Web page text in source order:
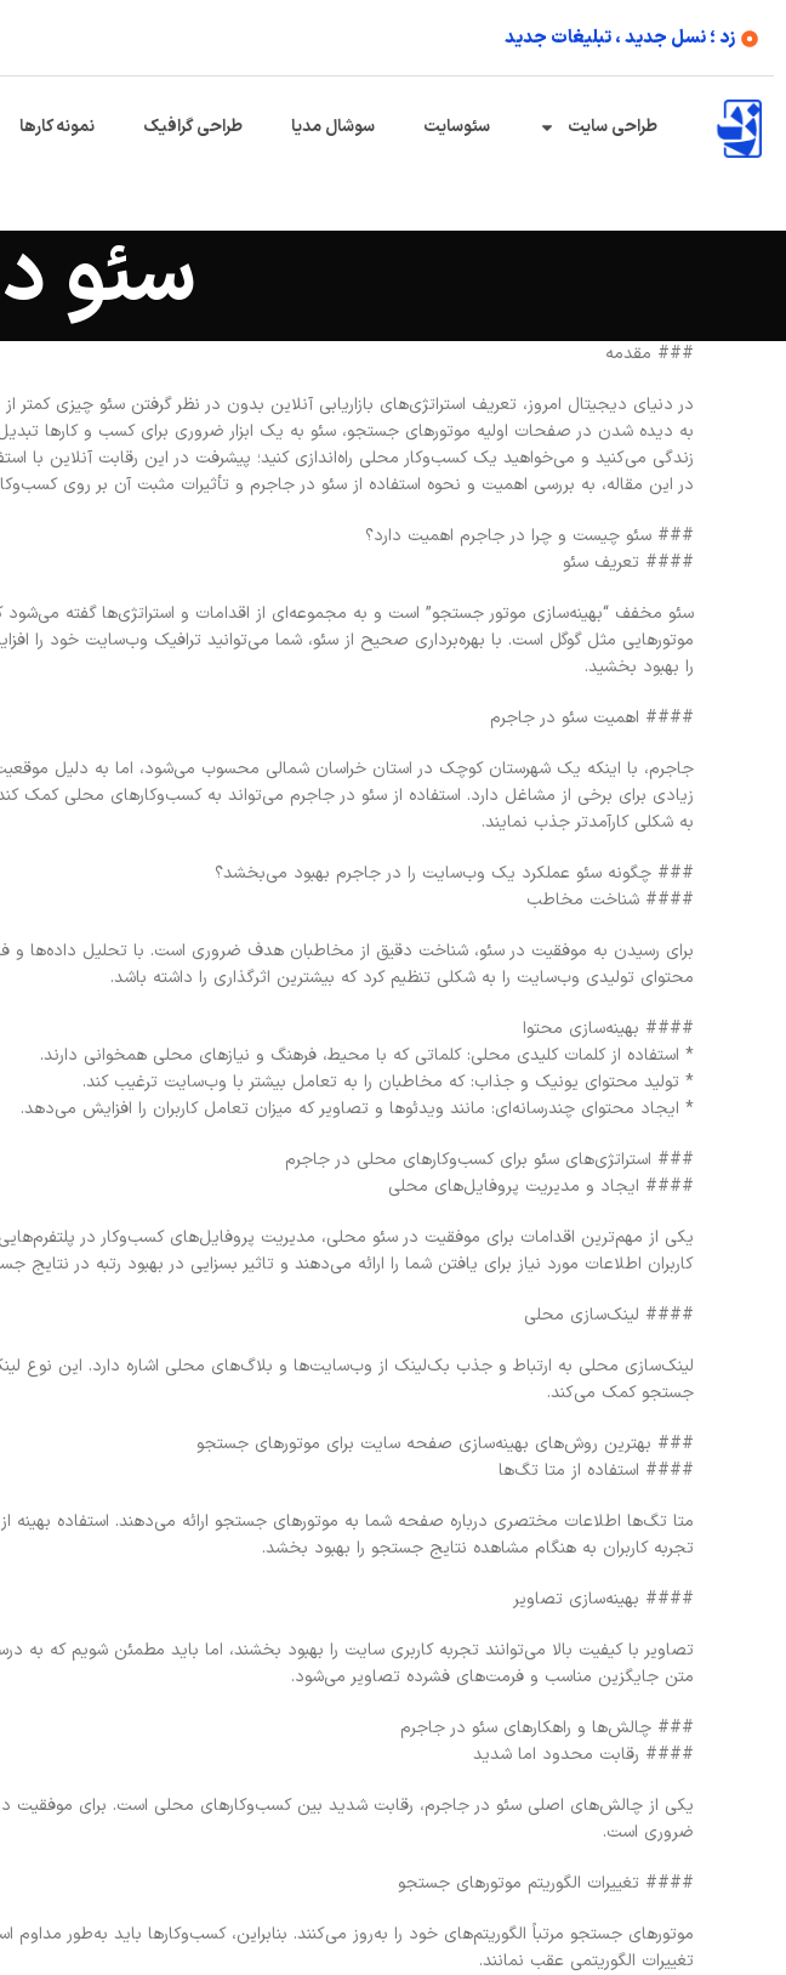
زد ؛ نسل جدید ، تبلیغات جدید
طراحی سایت سئوسایت سوشال مدیا طراحی گرافیک نمونه کارها
سئو
### مقدمه
در دنیای دیجیتال امروز، تعریف استراتژی‌های بازاریابی آنلاین بدون در نظر گرفتن سئو چیزی کمتر
به دیده شدن در صفحات اولیه موتورهای جستجو، سئو به یک ابزار ضروری برای کسب و کارها
زندگی می‌کنید و می‌خواهید یک کسب‌وکار محلی راه‌اندازی کنید؛ پیشرفت در این رقابت آنلاین با
در این مقاله، به بررسی اهمیت و نحوه استفاده از سئو در جاجرم و تأثیرات مثبت آن بر روی
### سئو چیست و چرا در جاجرم اهمیت دارد؟
#### تعریف سئو
سئو مخفف “بهینه‌سازی موتور جستجو” است و به مجموعه‌ای از اقدامات و استراتژی‌ها گفته
موتورهایی مثل گوگل است. با بهره‌برداری صحیح از سئو، شما می‌توانید ترافیک وب‌سایت خود
را بهبود بخشید.
#### اهمیت سئو در جاجرم
جاجرم، با اینکه یک شهرستان کوچک در استان خراسان شمالی محسوب می‌شود، اما به دلیل
زیادی برای برخی از مشاغل دارد. استفاده از سئو در جاجرم می‌تواند به کسب‌وکارهای محلی کمک
به شکلی کارآمدتر جذب نمایند.
### چگونه سئو عملکرد یک وب‌سایت را در جاجرم بهبود می‌بخشد؟
#### شناخت مخاطب
برای رسیدن به موفقیت در سئو، شناخت دقیق از مخاطبان هدف ضروری است. با تحلیل داده‌ها و
محتوای تولیدی وب‌سایت را به شکلی تنظیم کرد که بیشترین اثرگذاری را داشته باشد.
#### بهینه‌سازی محتوا
* استفاده از کلمات کلیدی محلی: کلماتی که با محیط، فرهنگ و نیازهای محلی همخوانی دارند.
* تولید محتوای یونیک و جذاب: که مخاطبان را به تعامل بیشتر با وب‌سایت ترغیب کند.
* ایجاد محتوای چندرسانه‌ای: مانند ویدئوها و تصاویر که میزان تعامل کاربران را افزایش می‌دهد.
### استراتژی‌های سئو برای کسب‌وکارهای محلی در جاجرم
#### ایجاد و مدیریت پروفایل‌های محلی
کاربران اطلاعات مورد نیاز برای یافتن شما را ارائه می‌دهند و تاثیر بسزایی در بهبود رتبه در نتایج
#### لینک‌سازی محلی
لینک‌سازی محلی به ارتباط و جذب بک‌لینک از وب‌سایت‌ها و بلاگ‌های محلی اشاره دارد. این نوع
جستجو کمک می‌کند.
### بهترین روش‌های بهینه‌سازی صفحه سایت برای موتورهای جستجو
#### استفاده از متا تگ‌ها
متا تگ‌ها اطلاعات مختصری درباره صفحه شما به موتورهای جستجو ارائه می‌دهند. استفاده
تجربه کاربران به هنگام مشاهده نتایج جستجو را بهبود بخشد.
#### بهینه‌سازی تصاویر
تصاویر با کیفیت بالا می‌توانند تجربه کاربری سایت را بهبود بخشند، اما باید مطمئن شویم که به
متن جایگزین مناسب و فرمت‌های فشرده تصاویر می‌شود.
### چالش‌ها و راهکارهای سئو در جاجرم
#### رقابت محدود اما شدید
یکی از چالش‌های اصلی سئو در جاجرم، رقابت شدید بین کسب‌وکارهای محلی است. برای موفقیت در
ضروری است.
#### تغییرات الگوریتم موتورهای جستجو
موتورهای جستجو مرتباً الگوریتم‌های خود را به‌روز می‌کنند. بنابراین، کسب‌وکارها باید به‌طور مداوم
تغییرات الگوریتمی عقب نمانند.